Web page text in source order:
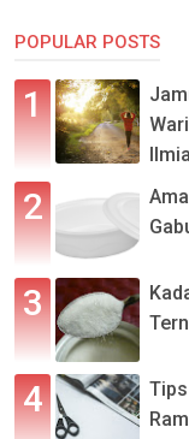
POPULAR POSTS